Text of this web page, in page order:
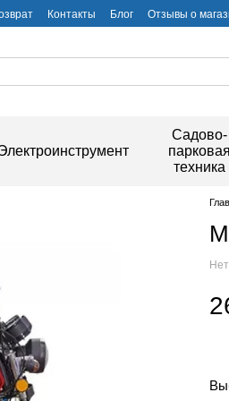
Контакты Блог Отзывы о
Садово-
парковая
техника